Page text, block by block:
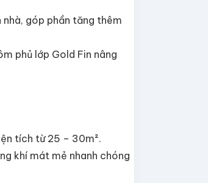
góp phần tăng thêm
phủ lớp Gold Fin nâng
tích từ 25 – 30m².
khí mát mẻ nhanh chóng